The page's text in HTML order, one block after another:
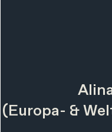
(Europa- &